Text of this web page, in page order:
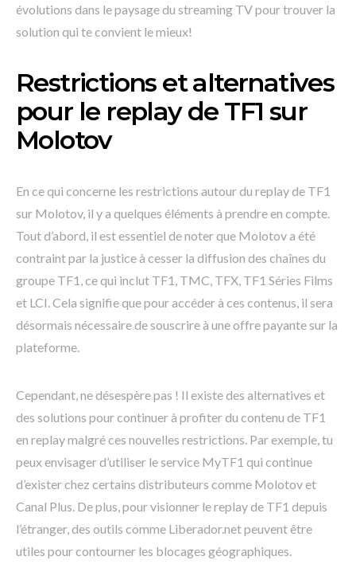
évolutions dans le paysage du streaming TV pour trouver la
solution qui te convient le mieux!
Restrictions et alternatives
pour le replay de TF1 sur
Molotov
En ce qui concerne les restrictions autour du replay de TF1
sur Molotov, il y a quelques éléments à prendre en compte.
Tout d’abord, il est essentiel de noter que Molotov a été
contraint par la justice à cesser la diffusion des chaînes du
groupe TF1, ce qui inclut TF1, TMC, TFX, TF1 Séries Films
et LCI. Cela signifie que pour accéder à ces contenus, il sera
désormais nécessaire de souscrire à une offre payante sur la
plateforme.
Cependant, ne désespère pas ! Il existe des alternatives et
des solutions pour continuer à profiter du contenu de TF1
en replay malgré ces nouvelles restrictions. Par exemple, tu
peux envisager d’utiliser le service MyTF1 qui continue
d’exister chez certains distributeurs comme Molotov et
Canal Plus. De plus, pour visionner le replay de TF1 depuis
l’étranger, des outils comme Liberador.net peuvent être
utiles pour contourner les blocages géographiques.